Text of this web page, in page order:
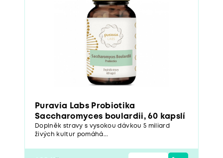
Puravia Labs Probiotika
Saccharomyces boulardii, 60 kapslí
Doplněk stravy s vysokou dávkou 5 miliard
živých kultur pomáhá...